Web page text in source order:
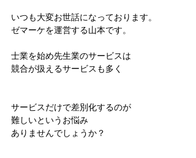
いつも大変お世話になっております。
ゼマーケを運営する山本です。
士業を始め先生業のサービスは
競合が扱えるサービスも多く
サービスだけで差別化するのが
難しいというお悩み
ありませんでしょうか？